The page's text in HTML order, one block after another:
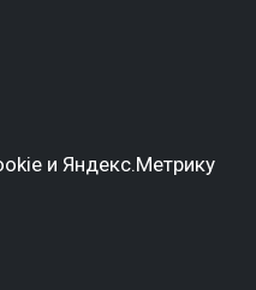
и Яндекс.Метрику